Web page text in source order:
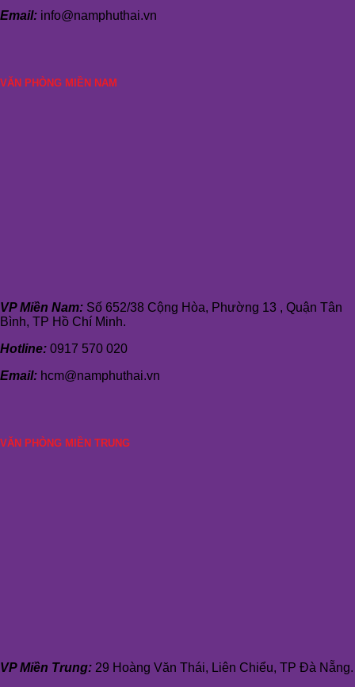
Email: info@namphuthai.vn
VĂN PHÒNG MIỀN NAM
VP Miền Nam: Số 652/38 Cộng Hòa, Phường 13 , Quận Tân
Bình, TP Hồ Chí Minh.
Hotline: 0917 570 020
Email: hcm@namphuthai.vn
VĂN PHÒNG MIỀN TRUNG
VP Miền Trung: 29 Hoàng Văn Thái, Liên Chiểu, TP Đà Nẵng.